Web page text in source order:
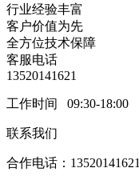
行业经验丰富
客户价值为先
全方位技术保障
客服电话
13520141621
工作时间 09:30-18:00
联系我们
合作电话：13520141621